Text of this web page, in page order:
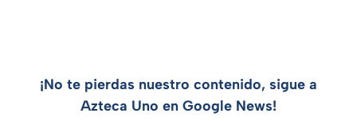
¡No te pierdas nuestro contenido, sigue a
Azteca Uno en Google News!